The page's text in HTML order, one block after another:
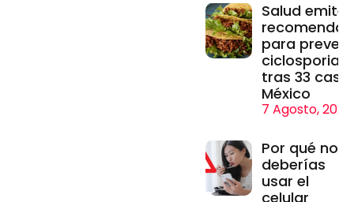
Salud emite
para
tras 33
México
7 Agosto, 2026
Por qué no
deberías
usar el
celular